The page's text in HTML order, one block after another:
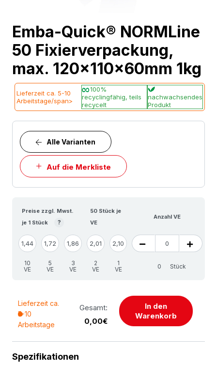
to
the
of
the
images
Emba-Quick® NORMLine
50 Fixierverpackung,
max. 120x110x60mm 1kg
Lieferzeit ca. 5-10
Arbeitstage/span>
100%
recyclingfähig, teils
recycelt
nachwachsendes
Produkt
Auf die Merkliste
Alle Varianten
Preise zzgl. Mwst.
je 1 Stück
?
50 Stück je
VE
Anzahl VE
1,44 1,72 1,86 2,01 2,10
10
VE
5
VE
3
VE
2
VE
1
VE
Stück
Lieferzeit ca.
5-10
Arbeitstage
Gesamt:
0,00€
In den
Warenkorb
Spezifikationen